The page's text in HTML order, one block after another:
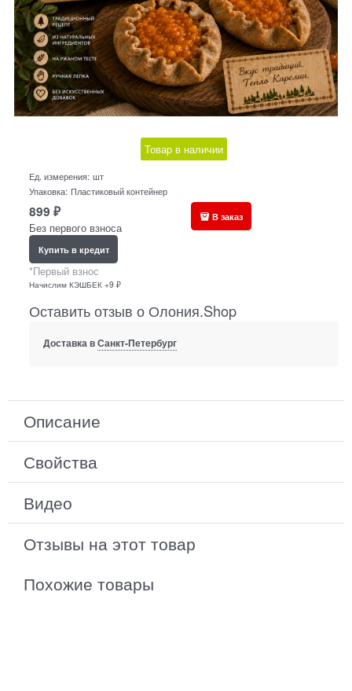
Товар в наличии
Ед. измерения: шт
Упаковка: Пластиковый контейнер
899 ₽
Без первого взноса
Купить в кредит
*Первый взнос
Начислим КЭШБЕК +9 ₽
В заказ
Оставить отзыв о Олония.Shop
Доставка вСанкт-Петербург
Описание
Свойства
Видео
Отзывы на этот товар
Похожие товары